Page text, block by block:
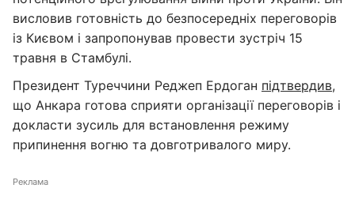
висловив готовність до безпосередніх переговорів
із Києвом і запропонував провести зустріч 15
травня в Стамбулі.
Президент Туреччини Реджеп Ердоган підтвердив,
що Анкара готова сприяти організації переговорів і
докласти зусиль для встановлення режиму
припинення вогню та довготривалого миру.
Реклама